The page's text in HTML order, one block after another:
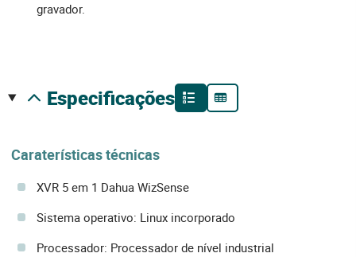
gravador.
especificações
Caraterísticas técnicas
XVR 5 em 1 Dahua WizSense
Sistema operativo: Linux incorporado
Processador: Processador de nível industrial